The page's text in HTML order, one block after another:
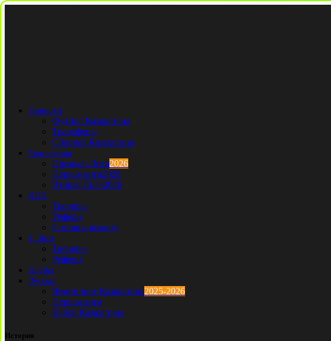
Новости
Футбол Казахстана
Трансферы
Сборная Казахстана
Трансферы
Премьер Лига2026
Первая лига2026
Вторая Лига2026
КПЛ
Тренеры
Рефери
Составы команд
1 Лига
Тренеры
Рефери
Клубы
Футзал
Чемпионат Казахстана2025-2026
Первая лига
Кубок Казахстана
История